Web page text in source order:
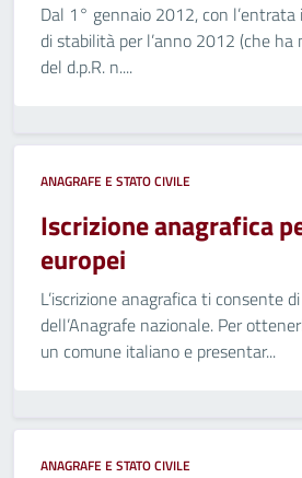
Dal 1° gennaio 2012, con
di stabilità per l’anno 2012 (che
del d.p.R. n....
ANAGRAFE E STATO CIVILE
Iscrizione anagrafica
europei
L’iscrizione anagrafica ti consente
dell’Anagrafe nazionale. Per
un comune italiano e presentar...
ANAGRAFE E STATO CIVILE